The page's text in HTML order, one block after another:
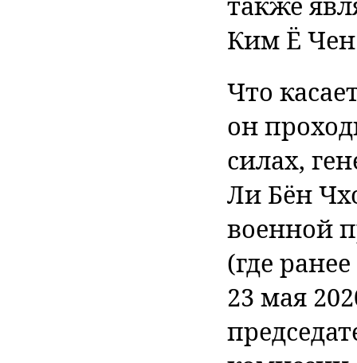
Ким Ё
Что
он
силах,
Ли Бён
военной
(где
23 мая